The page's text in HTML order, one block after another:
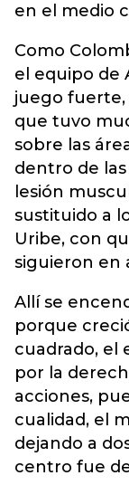
en el medio
Como
el equipo de
juego
que tuvo
sobre las
dentro de
lesión
sustituido a
Uribe, con
siguieron en
Allí se
porque
cuadrado, el
por la
acciones,
cualidad, el
dejando a
centro fue